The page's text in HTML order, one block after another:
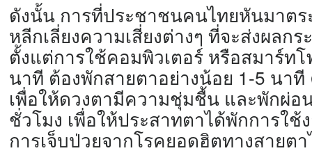
ดังนั้น การที่ประชาชนคนไทยหันมาต
หลีกเลี่ยงความเสี่ยงต่างๆ ที่จะส่งผลก
ตั้งแต่การใช้คอมพิวเตอร์ หรือสมาร์ท
นาที ต้องพักสายตาอย่างน้อย 1-5 นา
เพื่อให้ดวงตามีความชุ่มชื้น และพักผ่
ชั่วโมง เพื่อให้ประสาทตาได้พักการใช้
การเจ็บป่วยจากโรคยอดฮิตทางสายต